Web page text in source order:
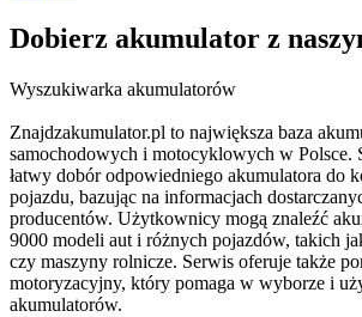
Dobierz akumulator z
Wyszukiwarka akumulatorów
Znajdzakumulator.pl to największa baza
samochodowych i motocyklowych w Polsce.
łatwy dobór odpowiedniego akumulatora do
pojazdu, bazując na informacjach
producentów. Użytkownicy mogą znaleźć
9000 modeli aut i różnych pojazdów, takich
czy maszyny rolnicze. Serwis oferuje także
motoryzacyjny, który pomaga w wyborze i
akumulatorów.